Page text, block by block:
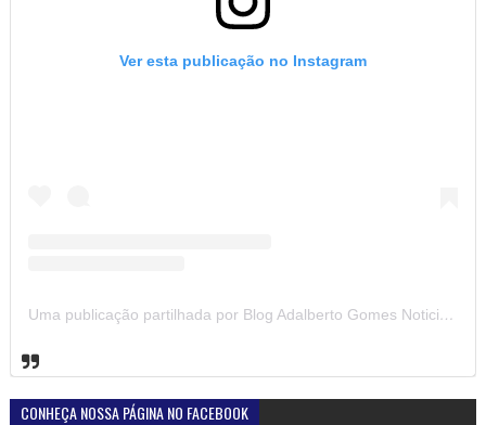
Ver esta publicação no Instagram
Uma publicação partilhada por Blog Adalberto Gomes Noticias (@blogadalbertogomesnoticiass)
CONHEÇA NOSSA PÁGINA NO FACEBOOK